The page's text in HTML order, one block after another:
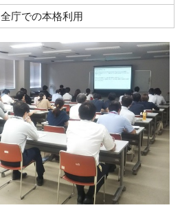
全庁での本格利用